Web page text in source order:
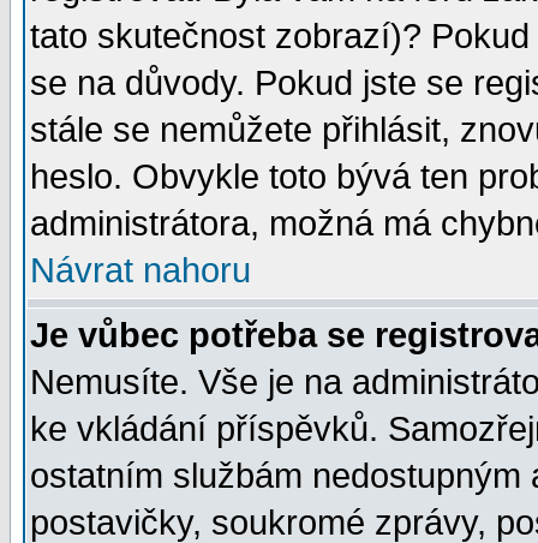
tato skutečnost zobrazí)?
se na důvody. Pokud jste se
stále se nemůžete přihlásit,
heslo. Obvykle toto bývá ten
administrátora, možná má
Návrat nahoru
Je vůbec potřeba se
Nemusíte. Vše je na
ke vkládání příspěvků.
ostatním službám
postavičky, soukromé zprávy,